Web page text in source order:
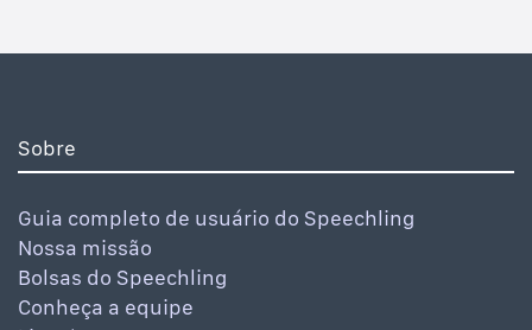
Sobre
Guia completo de usuário do Speechling
Nossa missão
Bolsas do Speechling
Conheça a equipe